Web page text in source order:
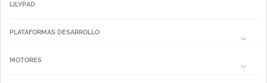
LILYPAD
PLATAFORMAS DESARROLLO
MOTORES